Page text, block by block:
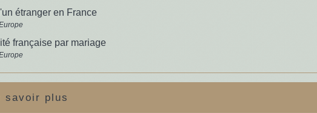
étranger en France
française par mariage
savoir plus